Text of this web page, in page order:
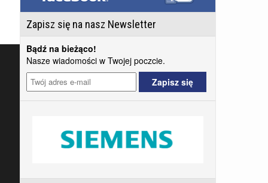
Zapisz się na nasz Newsletter
Bądź na bieżąco!
Nasze wiadomości w Twojej poczcie.